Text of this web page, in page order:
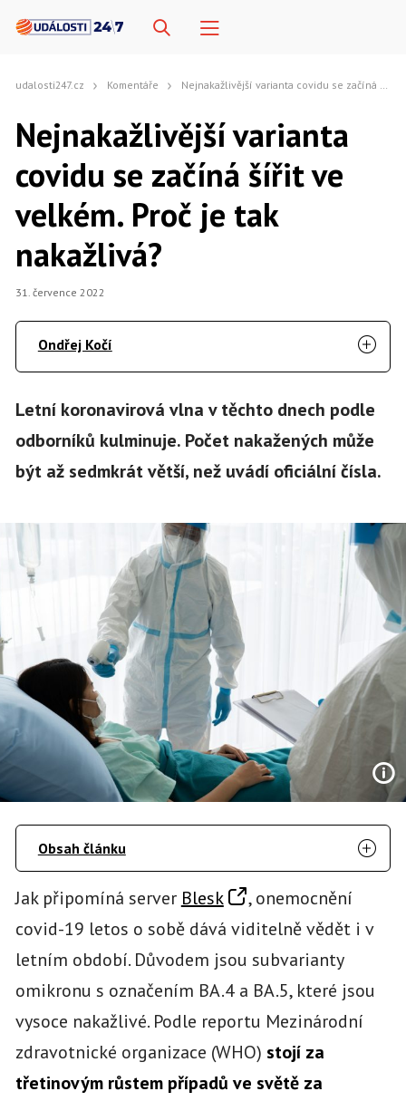
udalosti247.cz Komentáře Nejnakažlivější varianta covidu se začíná šířit ve velkém. Proč je tak nakažlivá?
Nejnakažlivější varianta
covidu se začíná šířit ve
velkém. Proč je tak
nakažlivá?
31. července 2022
Ondřej Kočí
Letní koronavirová vlna v těchto dnech podle
odborníků kulminuje. Počet nakažených může
být až sedmkrát větší, než uvádí oficiální čísla.
Obsah článku
Jak připomíná server Blesk
, onemocnění
covid-19 letos o sobě dává viditelně vědět i v
letním období. Důvodem jsou subvarianty
omikronu s označením BA.4 a BA.5, které jsou
vysoce nakažlivé. Podle reportu Mezinárodní
zdravotnické organizace (WHO) stojí za
třetinovým růstem případů ve světě za